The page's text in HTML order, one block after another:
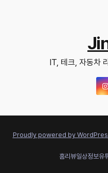
IT, 테크, 자동차
Proudly powered by
홈리뷰일상정보유